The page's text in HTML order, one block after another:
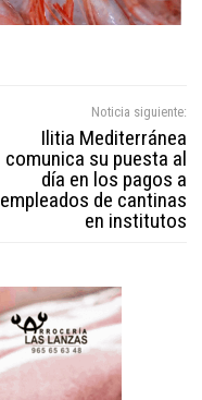
Noticia siguiente:
Ilitia Mediterránea
comunica su puesta al
día en los pagos a
empleados de cantinas
en institutos